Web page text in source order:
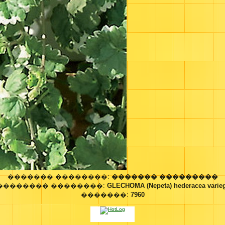
������� ��������:������� ���������
��������: GLECHOMA (Nepeta) hederacea
�������: 7960